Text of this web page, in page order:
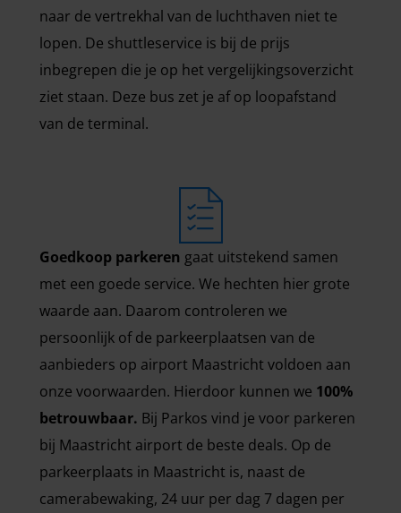
naar de vertrekhal van de luchthaven niet te
lopen. De shuttleservice is bij de prijs
inbegrepen die je op het vergelijkingsoverzicht
ziet staan. Deze bus zet je af op loopafstand
van de terminal.
Goedkoop parkeren gaat uitstekend samen
met een goede service. We hechten hier grote
waarde aan. Daarom controleren we
persoonlijk of de parkeerplaatsen van de
aanbieders op airport Maastricht voldoen aan
onze voorwaarden. Hierdoor kunnen we 100%
betrouwbaar. Bij Parkos vind je voor parkeren
bij Maastricht airport de beste deals. Op de
parkeerplaats in Maastricht is, naast de
camerabewaking, 24 uur per dag 7 dagen per